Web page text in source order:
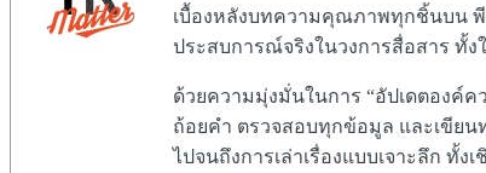
เบื้องหลังบทความคุณภาพทุกชิ้นบน พี
ประสบการณ์จริงในวงการสื่อสาร ทั้ง
ด้วยความมุ่งมั่นในการ “อัปเดตองค์ค
ถ้อยคำ ตรวจสอบทุกข้อมูล และเขีย
ไปจนถึงการเล่าเรื่องแบบเจาะลึก ทั้ง